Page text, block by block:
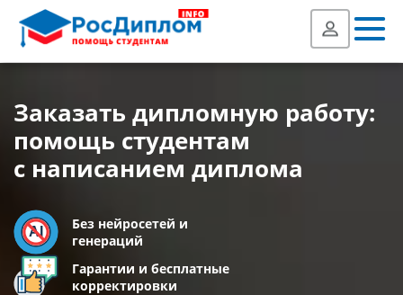
Заказать дипломную работу:
помощь студентам
с написанием диплома
Без нейросетей и
генераций
Гарантии и бесплатные
корректировки